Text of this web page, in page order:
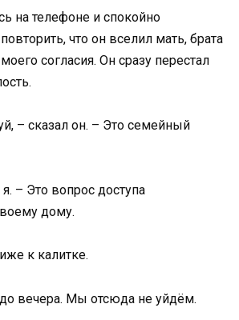
на телефоне и спокойно
что он вселил мать, брата
согласия. Он сразу перестал
– сказал он. – Это семейный
– Это вопрос доступа
дому.
к калитке.
вечера. Мы отсюда не уйдём.